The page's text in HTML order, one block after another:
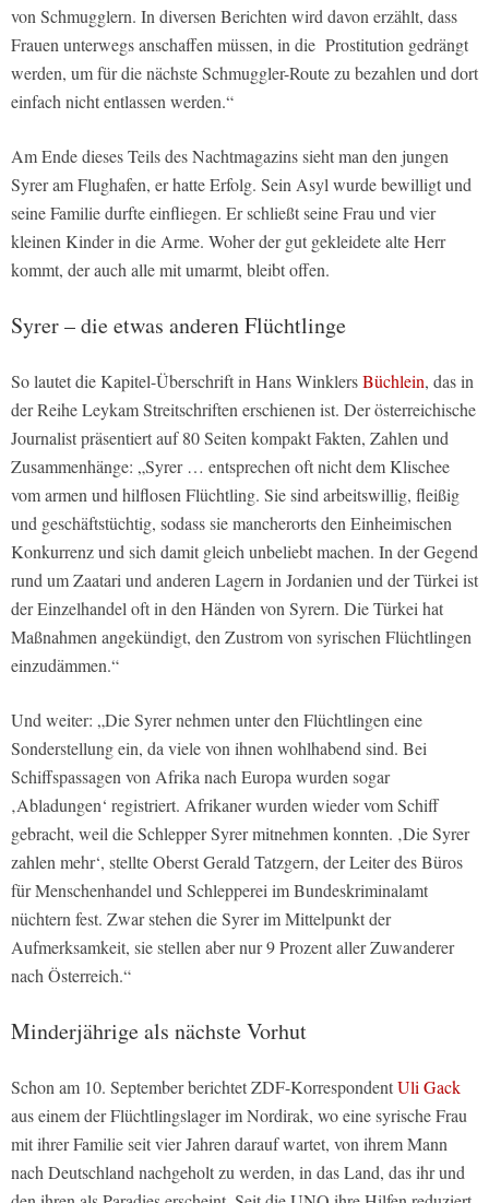
von Schmugglern. In diversen Berichten wird davon erzählt, dass
Frauen unterwegs anschaffen müssen, in die Prostitution gedrängt
werden, um für die nächste Schmuggler-Route zu bezahlen und dort
einfach nicht entlassen werden.“
Am Ende dieses Teils des Nachtmagazins sieht man den jungen
Syrer am Flughafen, er hatte Erfolg. Sein Asyl wurde bewilligt und
seine Familie durfte einfliegen. Er schließt seine Frau und vier
kleinen Kinder in die Arme. Woher der gut gekleidete alte Herr
kommt, der auch alle mit umarmt, bleibt offen.
Syrer – die etwas anderen Flüchtlinge
So lautet die Kapitel-Überschrift in Hans WinklersBüchlein, das in
der Reihe Leykam Streitschriften erschienen ist. Der österreichische
Journalist präsentiert auf 80 Seiten kompakt Fakten, Zahlen und
Zusammenhänge: „Syrer … entsprechen oft nicht dem Klischee
vom armen und hilflosen Flüchtling. Sie sind arbeitswillig, fleißig
und geschäftstüchtig, sodass sie mancherorts den Einheimischen
Konkurrenz und sich damit gleich unbeliebt machen. In der Gegend
rund um Zaatari und anderen Lagern in Jordanien und der Türkei ist
der Einzelhandel oft in den Händen von Syrern. Die Türkei hat
Maßnahmen angekündigt, den Zustrom von syrischen Flüchtlingen
einzudämmen.“
Und weiter: „Die Syrer nehmen unter den Flüchtlingen eine
Sonderstellung ein, da viele von ihnen wohlhabend sind. Bei
Schiffspassagen von Afrika nach Europa wurden sogar
‚Abladungen‘ registriert. Afrikaner wurden wieder vom Schiff
gebracht, weil die Schlepper Syrer mitnehmen konnten. ‚Die Syrer
zahlen mehr‘, stellte Oberst Gerald Tatzgern, der Leiter des Büros
für Menschenhandel und Schlepperei im Bundeskriminalamt
nüchtern fest. Zwar stehen die Syrer im Mittelpunkt der
Aufmerksamkeit, sie stellen aber nur 9 Prozent aller Zuwanderer
nach Österreich.“
Minderjährige als nächste Vorhut
Schon am 10. September berichtet ZDF-KorrespondentUli Gack
aus einem der Flüchtlingslager im Nordirak, wo eine syrische Frau
mit ihrer Familie seit vier Jahren darauf wartet, von ihrem Mann
nach Deutschland nachgeholt zu werden, in das Land, das ihr und